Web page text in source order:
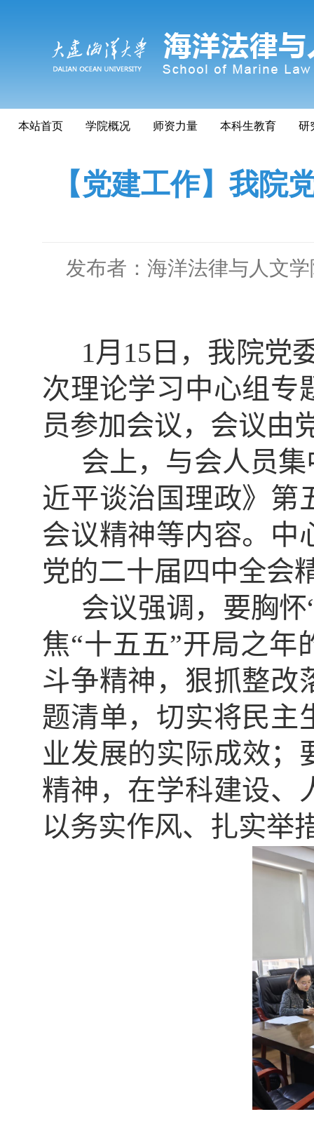
本站首页 学院概况 师资力量 本科生教育 研
【党建工作】我院
发布者：海洋法律与人文
1月 15 日，我院党
次理论学习中心组专
员参加会议，会议由
会上，与会人员
近平谈治国理政》第
会议精神等内容。中
党的二十届四中全会
会议强调，要胸
焦“十五五”开局之年
斗争精神，狠抓整改
题清单，切实将民主
业发展的实际成效；
精神，在学科建设、
以务实作风、扎实举